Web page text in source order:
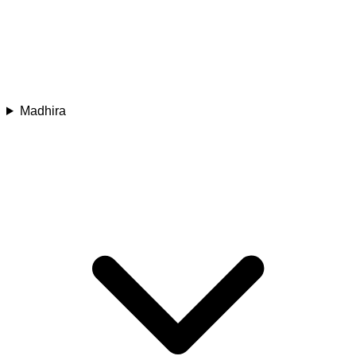
Madhira